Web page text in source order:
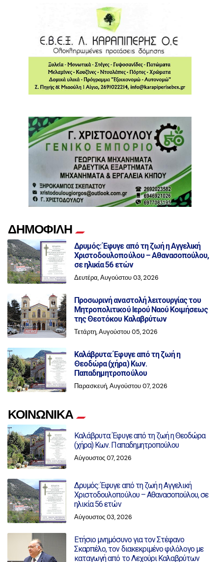
ΔΗΜΟΦΙΛΗ
Δρυμός: Έφυγε από τη ζωή η Αγγελική
Χριστοδουλοπούλου – Αθανασοπούλου,
σε ηλικία 56 ετών
Δευτέρα, Αυγούστου 03, 2026
Προσωρινή αναστολή λειτουργίας του
Μητροπολιτικού Ιερού Ναού Κοιμήσεως
της Θεοτόκου Καλαβρύτων
Τετάρτη, Αυγούστου 05, 2026
Καλάβρυτα: Έφυγε από τη ζωή η
Θεοδώρα (χήρα) Κων.
Παπαδημητροπούλου
Παρασκευή, Αυγούστου 07, 2026
ΚΟΙΝΩΝΙΚΑ
Καλάβρυτα: Έφυγε από τη ζωή η Θεοδώρα
(χήρα) Κων. Παπαδημητροπούλου
Αύγουστος 07, 2026
Δρυμός: Έφυγε από τη ζωή η Αγγελική
Χριστοδουλοπούλου – Αθανασοπούλου, σε
ηλικία 56 ετών
Αύγουστος 03, 2026
Ετήσιο μνημόσυνο για τον Στέφανο
Σκαρπέλο, τον διακεκριμένο φιλόλογο με
καταγωγή από το Λεχούρι Καλαβρύτων